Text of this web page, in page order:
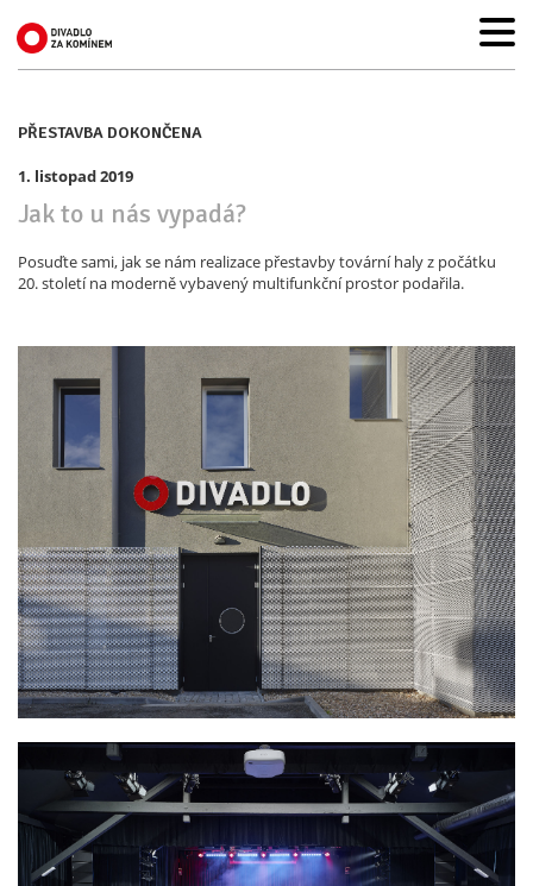
PŘESTAVBA DOKONČENA
1. listopad 2019
Jak to u nás vypadá?
Posuďte sami, jak se nám realizace přestavby tovární haly z počátku
20. století na moderně vybavený multifunkční prostor podařila.